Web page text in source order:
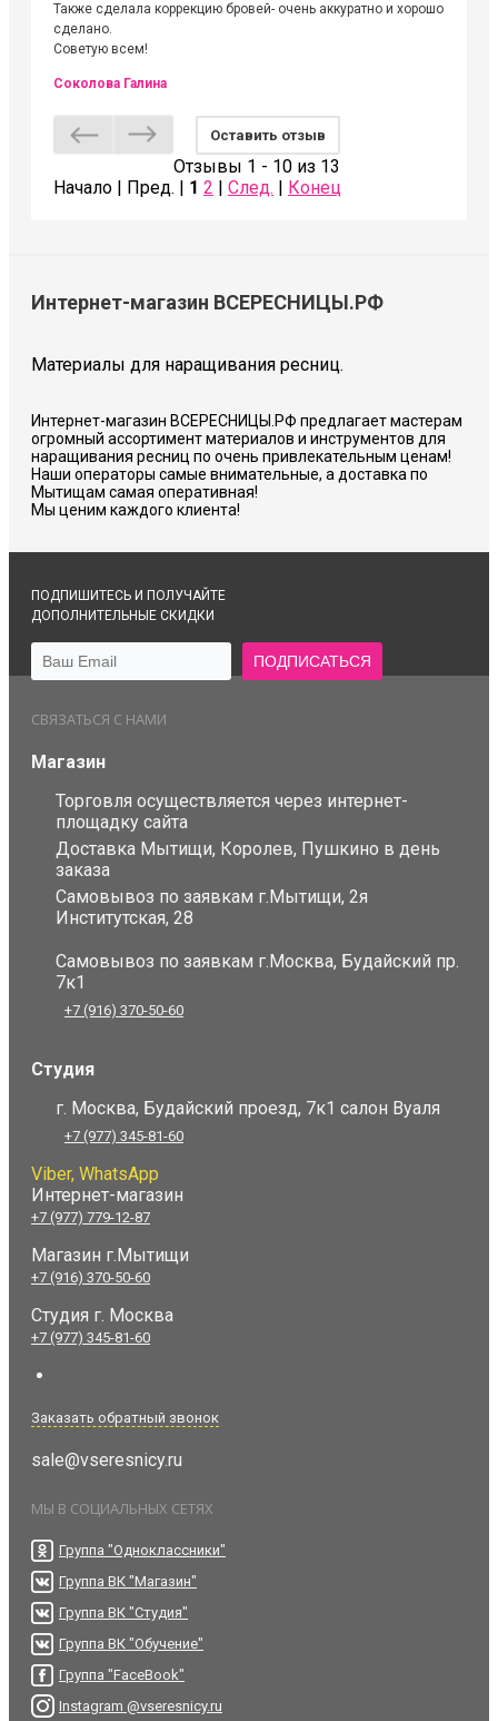
Также сделала коррекцию бровей- очень аккуратно и хорошо
сделано.
Советую всем!
Соколова Галина
Оставить отзыв
Отзывы 1 - 10 из 13
Начало | Пред. | 1 2 След. Конец
Интернет-магазин ВСЕРЕСНИЦЫ.РФ
Материалы для наращивания ресниц.
Интернет-магазин ВСЕРЕСНИЦЫ.РФ предлагает мастерам
огромный ассортимент материалов и инструментов для
наращивания ресниц по очень привлекательным ценам!
Наши операторы самые внимательные, а доставка по
Мытищам самая оперативная!
Мы ценим каждого клиента!
ПОДПИШИТЕСЬ И ПОЛУЧАЙТЕ
ДОПОЛНИТЕЛЬНЫЕ СКИДКИ
СВЯЗАТЬСЯ С НАМИ
Магазин
Торговля осуществляется через интернет-
площадку сайта
Доставка Мытищи, Королев, Пушкино в день
заказа
Самовывоз по заявкам г.Мытищи, 2я
Институтская, 28
Самовывоз по заявкам г.Москва, Будайский пр.
7к1
+7 (916) 370-50-60
Студия
г. Москва, Будайский проезд, 7к1 салон Вуаля
+7 (977) 345-81-60
Viber, WhatsApp
Интернет-магазин
+7 (977) 779-12-87
Магазин г.Мытищи
+7 (916) 370-50-60
Студия г. Москва
+7 (977) 345-81-60
Заказать обратный звонок
sale@vseresnicy.ru
МЫ В СОЦИАЛЬНЫХ СЕТЯХ
Группа "Одноклассники"
Группа ВК "Магазин"
Группа ВК "Студия"
Группа ВК "Обучение"
Группа "FaceBook"
Instagram @vseresnicy.ru